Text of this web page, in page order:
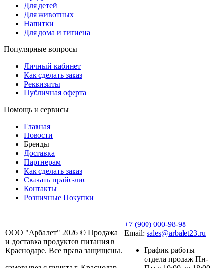
Для детей
Для животных
Напитки
Для дома и гигиена
Популярные вопросы
Личный кабинет
Как сделать заказ
Реквизиты
Публичная оферта
Помощь и сервисы
Главная
Новости
Бренды
Доставка
Партнерам
Как сделать заказ
Скачать прайс-лис
Контакты
Розничные Покупки
ООО "Арбалет" 2026 © Продажа
и доставка продуктов питания в
Краснодаре. Все права защищены.
+7 (900) 000-98-98
Email: sales@arbalet23.ru
График работы
отдела продаж Пн-